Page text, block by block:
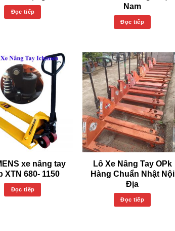
Đọc tiếp
Nam
Đọc tiếp
xe nâng tay
XTN 680- 1150
Đọc tiếp
Lô Xe Nâng Tay OPk
Hàng Chuẩn Nhật Nội
Địa
Đọc tiếp